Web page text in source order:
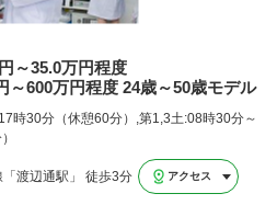
～35.0万円程度
～600万円程度 24歳～50歳モデル
時30分（休憩60分）,第1,3土:08時30分～
渡辺通駅」 徒歩3分 アクセス